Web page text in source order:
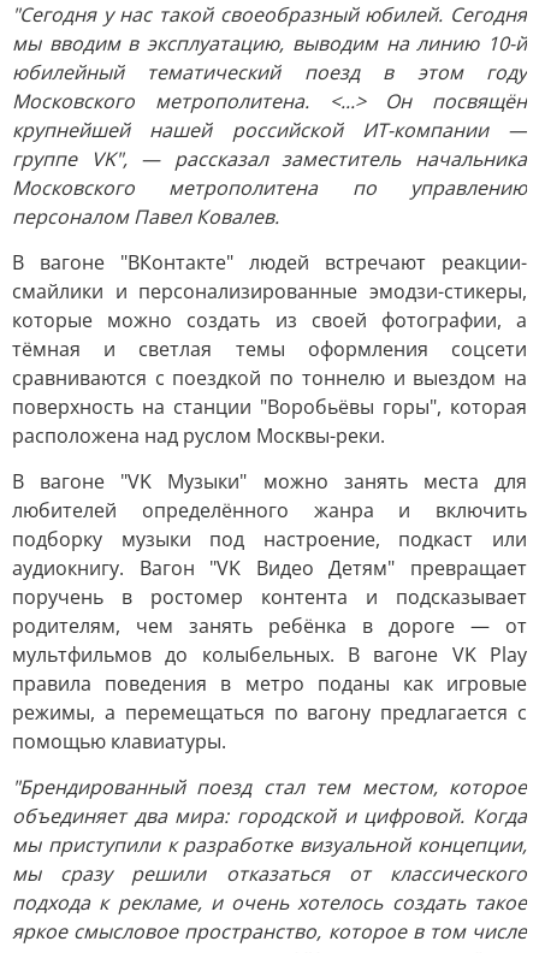
"Сегодня у нас такой своеобразный юбилей. Сегодня
мы вводим в эксплуатацию, выводим на линию 10-й
юбилейный тематический поезд в этом году
Московского метрополитена. <...> Он посвящён
крупнейшей нашей российской ИТ-компании —
группе VK", — рассказал заместитель начальника
Московского метрополитена по управлению
персоналом Павел Ковалев.
В вагоне "ВКонтакте" людей встречают реакции-
смайлики и персонализированные эмодзи-стикеры,
которые можно создать из своей фотографии, а
тёмная и светлая темы оформления соцсети
сравниваются с поездкой по тоннелю и выездом на
поверхность на станции "Воробьёвы горы", которая
расположена над руслом Москвы-реки.
В вагоне "VK Музыки" можно занять места для
любителей определённого жанра и включить
подборку музыки под настроение, подкаст или
аудиокнигу. Вагон "VK Видео Детям" превращает
поручень в ростомер контента и подсказывает
родителям, чем занять ребёнка в дороге — от
мультфильмов до колыбельных. В вагоне VK Play
правила поведения в метро поданы как игровые
режимы, а перемещаться по вагону предлагается с
помощью клавиатуры.
"Брендированный поезд стал тем местом, которое
объединяет два мира: городской и цифровой. Когда
мы приступили к разработке визуальной концепции,
мы сразу решили отказаться от классического
подхода к рекламе, и очень хотелось создать такое
яркое смысловое пространство, которое в том числе